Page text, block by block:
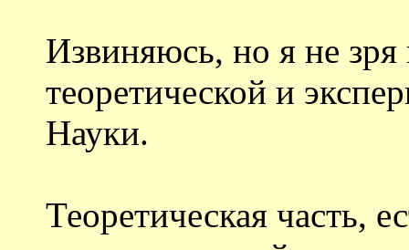
Извиняюсь, но я не
теоретической и
Науки.
Теоретическая часть,